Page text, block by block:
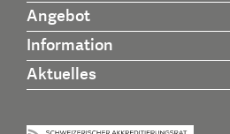
Angebot
Information
Aktuelles